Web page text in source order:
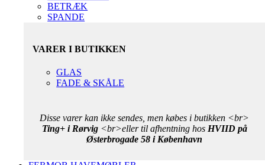
BETRÆK
SPANDE
VARER I BUTIKKEN
GLAS
FADE & SKÅLE
Disse varer kan ikke sendes, men købes i butikken <br>
Ting+ i Rørvig<br>eller til afhentning hos HVIID på
Østerbrogade 58 i København